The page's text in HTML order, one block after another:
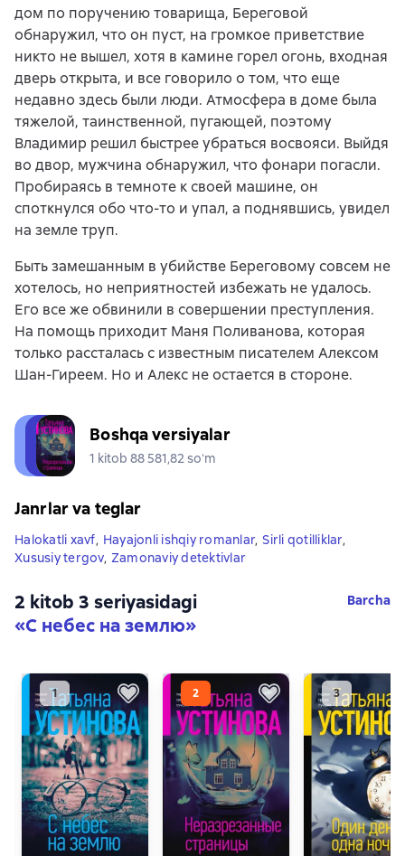
дом по поручению товарища, Береговой
обнаружил, что он пуст, на громкое приветствие
никто не вышел, хотя в камине горел огонь, входная
дверь открыта, и все говорило о том, что еще
недавно здесь были люди. Атмосфера в доме была
тяжелой, таинственной, пугающей, поэтому
Владимир решил быстрее убраться восвояси. Выйдя
во двор, мужчина обнаружил, что фонари погасли.
Пробираясь в темноте к своей машине, он
споткнулся обо что-то и упал, а поднявшись, увидел
на земле труп.
Быть замешанным в убийстве Береговому совсем не
хотелось, но неприятностей избежать не удалось.
Его все же обвинили в совершении преступления.
На помощь приходит Маня Поливанова, которая
только рассталась с известным писателем Алексом
Шан-Гиреем. Но и Алекс не остается в стороне.
Boshqa versiyalar
1 kitob 88 581,82 soʻm
Janrlar va teglar
Halokatli xavf, Hayajonli ishqiy romanlar, Sirli qotilliklar,
Xususiy tergov, Zamonaviy detektivlar
2 kitob 3 seriyasidagi
«С небес на землю»
Barcha